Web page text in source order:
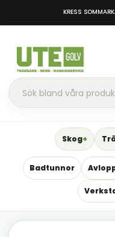
KRESS
Skog
Badtunnor